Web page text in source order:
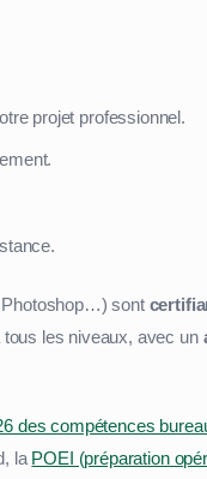
projet professionnel.
Photoshop…) sont
les niveaux, avec un
des compétences
laPOEI (préparation